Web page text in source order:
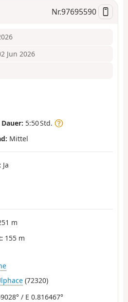
Nr.97695590
Jun 2026
5:50 Std.
Mittel
Ja
m
155 m
(72320)
/ E 0.816467°